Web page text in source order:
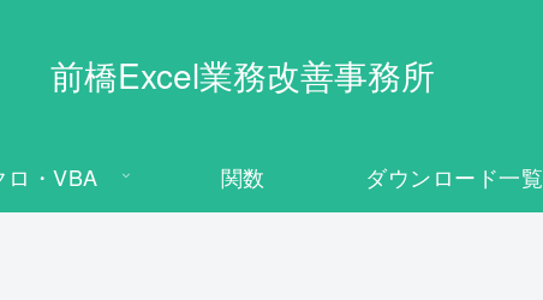
前橋Excel業務改善事務所
ロ・VBA 関数 ダウンロード一覧